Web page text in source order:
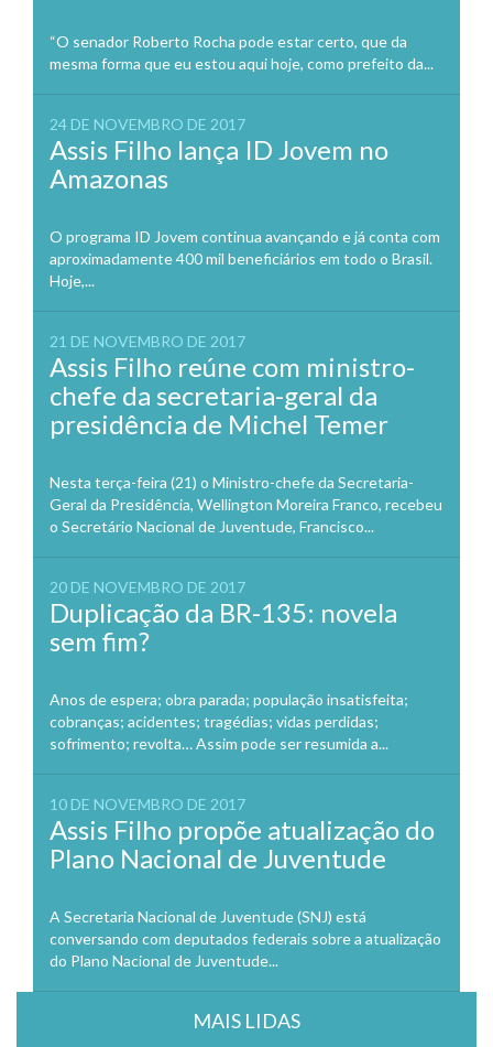
“O senador Roberto Rocha pode estar certo, que da
mesma forma que eu estou aqui hoje, como prefeito da...
24 DE NOVEMBRO DE 2017
Assis Filho lança ID Jovem no
Amazonas
O programa ID Jovem continua avançando e já conta com
aproximadamente 400 mil beneficiários em todo o Brasil.
Hoje,...
21 DE NOVEMBRO DE 2017
Assis Filho reúne com ministro-
chefe da secretaria-geral da
presidência de Michel Temer
Nesta terça-feira (21) o Ministro-chefe da Secretaria-
Geral da Presidência, Wellington Moreira Franco, recebeu
o Secretário Nacional de Juventude, Francisco...
20 DE NOVEMBRO DE 2017
Duplicação da BR-135: novela
sem fim?
Anos de espera; obra parada; população insatisfeita;
cobranças; acidentes; tragédias; vidas perdidas;
sofrimento; revolta… Assim pode ser resumida a...
10 DE NOVEMBRO DE 2017
Assis Filho propõe atualização do
Plano Nacional de Juventude
A Secretaria Nacional de Juventude (SNJ) está
conversando com deputados federais sobre a atualização
do Plano Nacional de Juventude...
MAIS LIDAS